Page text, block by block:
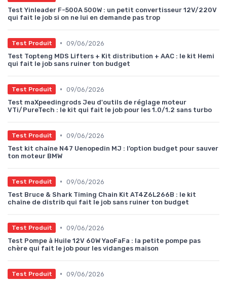
Test Yinleader F-500A 500W : un petit convertisseur 12V/220V
qui fait le job si on ne lui en demande pas trop
Test Produit • 09/06/2026
Test Topteng MDS Lifters + Kit distribution + AAC : le kit Hemi
qui fait le job sans ruiner ton budget
Test Produit • 09/06/2026
Test maXpeedingrods Jeu d'outils de réglage moteur
VTi/PureTech : le kit qui fait le job pour les 1.0/1.2 sans turbo
Test Produit • 09/06/2026
Test kit chaîne N47 Uenopedin MJ : l’option budget pour sauver
ton moteur BMW
Test Produit • 09/06/2026
Test Bruce & Shark Timing Chain Kit AT4Z6L266B : le kit
chaîne de distrib qui fait le job sans ruiner ton budget
Test Produit • 09/06/2026
Test Pompe à Huile 12V 60W YaoFaFa : la petite pompe pas
chère qui fait le job pour les vidanges maison
Test Produit • 09/06/2026